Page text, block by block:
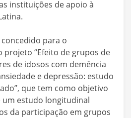
instituições de apoio à
para o
projeto “Efeito de grupos de
de idosos com demência
e depressão: estudo
que tem como objetivo
um estudo longitudinal
da participação em grupos